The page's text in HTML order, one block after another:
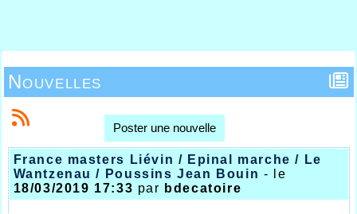
Nouvelles
Poster une nouvelle
France masters Liévin / Epinal marche / Le
Wantzenau / Poussins Jean Bouin - le
18/03/2019 17:33 par bdecatoire